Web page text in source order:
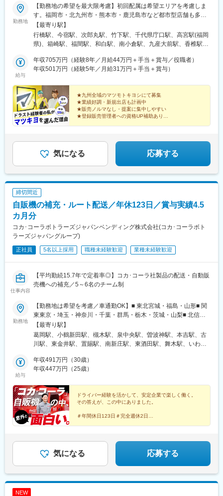
駅、なんば駅(地下鉄)、西大橋駅、弁天町駅、北千里駅、曽根駅
(大阪府)、南摂津駅、大日駅、長堀橋駅、枚方公園駅、高槻駅、り
んくうタウン駅、八尾南駅、千里中央駅(北大阪急行)、古川橋駅、
伏見桃山駅、馬堀駅、淀駅、松井山手駅、常盤駅(京都府)、西京極
駅、醍醐駅(京都府)、六地蔵駅(京都市営)、洛西口駅、二条駅、五
条駅(京都市営)、上鳥羽口駅、貴船口駅、桃山駅、大池駅、中埠頭
駅、星の駅、岡本駅(兵庫県)、滝の茶屋駅、湊川公園駅、山陽天満
駅、旧居留地・大丸前駅、三木駅(神戸電鉄線)、本竜野駅、仁川
線)、西代駅、箕谷駅、夢前川駅、中山寺駅、大久保駅(兵庫県)、
学研奈良登美ケ丘駅、近江八幡駅、草津駅(滋賀県)、石山駅、近江
神宮前駅、南彦根駅、中松江駅、和歌山駅、紀ノ川駅、木太町
駅、新居浜駅、井口駅(広島県)、ししぶ駅、遠賀野駅、花畑駅、宇
美駅、行橋駅、赤間駅、西鉄柳川駅、筑前前原駅、蒲池駅(福岡
県)、南大分駅、佐世保駅、諫早駅、幸駅、光の森駅、八代駅、鳥
栖駅、武雄温泉駅、宮崎駅、西都城駅、上塩屋駅、枕崎駅、国分
駅(鹿児島県)、香椎駅、今宿駅、次郎丸駅、茶山駅(福岡県)、赤嶺
駅、てだこ浦西駅、首里駅、中村公園駅、上飯田駅、浄心駅、覚
王山駅、高蔵寺駅、新静岡駅、柳川駅、日赤病院前駅、陸前高砂
駅、美栄橋駅、静岡駅、由比駅、天神橋筋六丁目駅、高崎駅、八
王子駅、調布駅、西国分寺駅、狭山市駅、青梅駅、阿佐ケ谷駅、
水戸駅、男川駅、北参道駅、南方駅(大阪府)、米野駅、西鉄福岡
駅、虎ノ門ヒルズ駅、高輪ゲートウェイ駅、赤羽橋駅、汐留駅、
溜池山王駅、浜松町駅、西日暮里駅、代官山駅、西早稲田駅、新
宿御苑前駅、西太子堂駅、桜田門駅、秋葉原駅、二重橋前駅、半
蔵門駅、新日本橋駅、水道橋駅、日比谷駅、青井駅、牛田駅(東京
都)、上野広小路駅、蓮沼駅、平和島駅、銀座駅、馬喰横山駅、宝
町駅(東京都)、新中野駅、大崎広小路駅、吉祥寺駅、池袋駅、赤羽
岩淵駅、とうきょうスカイツリー駅、住吉駅(東京都)、祐天寺駅、
国道駅、平沼橋駅、蒔田駅、新杉田駅、センター北駅、宮前平
船橋駅、本川越駅、野江内代駅、海老江駅、西長堀駅、谷町九丁
目駅、ＪＲ難波駅、新深江駅、千林駅、松虫駅、住吉東駅、今川
駅(大阪府)、天下茶屋駅、今福鶴見駅、安立町駅、出戸駅、中崎町
駅、谷町四丁目駅、大阪天満宮駅、本町駅、大阪難波駅、大小路
駅、心斎橋駅、高槻市駅、千里中央駅(大阪モノレール)、鳴滝駅、
駅、湊川駅、神戸三宮駅(阪急・神戸高速)、春日野道駅(阪急線)、
新長田駅、中山観音駅、紀伊中ノ島駅、商工センター入口駅、聖
(福岡県)、中村日赤駅、本山駅(愛知県)、西川緑道公園駅、鷹野橋
駅、松屋町駅、京王八王子駅、布田駅、南阿佐ケ谷駅、南新宿
駅、新大阪駅、名鉄名古屋駅、天神駅、旭橋駅、六本木一丁目
駅、泉岳寺駅、御成門駅、内幸町駅、赤坂見附駅、西日暮里駅(舎
人ライナー)、下落合駅、東新宿駅、虎ノ門駅、岩本町駅、京橋駅
場町駅、馬喰町駅、東池袋駅、曳舟駅、西横浜駅、横浜駅、日本
大通り駅、馬車道駅、市川真間駅、鬼越駅、京成千葉駅、川越市
駅、野田駅(阪神線)、四天王寺前夕陽ケ丘駅、大国町駅、森小路
(地下鉄)、天満橋駅、北浜駅(大阪府)、なんば駅(南海線)、四ツ橋
勤務地
【勤務地の希望を最大限考慮】初回配属は希望エリアを考慮しま
す。福岡市・北九州市・熊本市・鹿児島市など都市型店舗も多
く、公共交通機関で通いやすい店舗が多数。ライフステージに応
じた働き方や配属についても面接時にご相談いただけます。
◎U・Iターン歓迎◎マイカー通勤可能（店舗による）◎受動喫煙
い※九州エリア内での転勤の可能性あり＜POINT＞「通勤のしやす
さ」も魅力の一つ♪マツキヨは「都市型」の店舗展開で、駅付近の
用いただきやすい立地は、社員にとっても通勤しやすい環境であ
り、仕事を長く続けられる理由のひとつになっています。※受動喫
煙対策：敷地内全面禁煙
【最寄り駅】
行橋駅、今宿駅、次郎丸駅、竹下駅、千代県庁口駅、高宮駅(福岡
県)、箱崎駅、福間駅、和白駅、南小倉駅、九産大前駅、香椎駅、
(福岡県)、九州工大前駅、西小倉駅、黒崎駅、折尾駅、博多駅、赤
間駅、南福岡駅、大橋駅(福岡県)、井尻駅、祇園駅(福岡県)、永犬
駅、天神駅、千早駅、呉服町駅(福岡県)、中洲川端駅、平和通駅、
陣原駅、薬院駅、姪浜駅、西鉄二日市駅、唐津駅、鳥栖駅、佐賀
駅、鍋島駅、西唐津駅、相浦駅、高岩駅(長崎県)、佐世保駅、たび
ら平戸口駅、棚方駅、早岐駅、崇福寺駅、左石駅、松浦駅、湯江
駅、観光通駅、南風崎駅、スタジアムシティノース駅、新地中華
駅、県立体育館前駅、荒尾駅(熊本県)、八代駅、武蔵塚駅、玉名
駅、西熊本駅、辛島町駅、花畑町駅、平成駅、大分駅、佐伯駅、
高城駅、日出駅、滝尾駅、西大分駅、東中津駅、杵築駅、由布院
駅、門川駅、竜ケ水駅、高見橋駅、坂之上駅、郡元駅(指宿枕崎
線)、上塩屋駅、広木駅、谷山駅(鹿児島市電)、鹿児島駅前駅、加
治屋町駅、宇宿駅、都通駅、慈眼寺駅、鹿児島中央駅、宇宿一丁
目駅、鹿児島駅、いづろ通駅、鹿児島中央駅前駅、天文館通駅、
荒田八幡駅、西出水駅、川内駅(鹿児島県)、串木野駅、宮ケ浜駅、
志布志駅、二月田駅、伊集院駅、湯之元駅、枕崎駅、大山駅(鹿児
島県)、山川駅、帖佐駅、錦江駅、阿久根駅、郡元駅(鹿児島市
電)、てだこ浦西駅、安里駅、小禄駅、下関駅、渡辺通駅、博多南
駅、スタジアムシティサウス駅、浦上駅、西浜町駅、熊本城・市
役所前駅、桜島桟橋通駅、西辛島町駅、朝日通駅
給与
年収705万円（経験8年／月給44万円＋手当＋賞与／役職者）
年収501万円（経験5年／月給31万円＋手当＋賞与）
★九州全域のマツモトキヨシにて募集
★業績好調・新規出店も計画中
★販売ノルマなし・提案に集中しやすい
★登録販売管理者への資格UP補助あり
気になる 応募する
締切間近
自販機の補充・ルート配送／年休123日／賞与実績4.5
カ月分
コカ･コーラボトラーズジャパンベンディング株式会社(コカ･コーラボト
ラーズジャパングループ)
正社員 5名以上採用 職種未経験歓迎 業種未経験歓迎
仕事内容
【平均勤続15.7年で定着率◎】コカ･コーラ社製品の配送・自動販
売機への補充／5～6名のチーム制
勤務地
【勤務地は希望を考慮／車通勤OK】■ 東北宮城・福島・山形■ 関
東東京・埼玉・神奈川・千葉・群馬・栃木・茨城・山梨■ 北信越
新潟■ 東海静岡・岐阜・愛知・三重■ 近畿滋賀・奈良・和歌山・大
阪・京都・兵庫■中国・四国岡山・香川・徳島・高知・広島・山口
■ 九州福岡・熊本・大分・宮崎・鹿児島・長崎・佐賀※一部、自社
だきます。※受動喫煙対策あり
【最寄り駅】
葛岡駅、小鶴新田駅、槻木駅、泉中央駅、曽波神駅、本吉駅、古
川駅、東金井駅、置賜駅、南新庄駅、東酒田駅、舞木駅、いわき
学園駅、神立駅、岩瀬駅、小木津駅、赤塚駅、野木駅、田島駅、
岡本駅(栃木県)、群馬八幡駅、治良門橋駅、東所沢駅、与野本町
本庄駅、大野原駅、八千代緑が丘駅、新習志野駅、木更津駅、我
孫子駅、県庁前駅(千葉県)、門前仲町駅、東陽町駅、高井戸駅、池
袋駅、東池袋駅、志村坂上駅、東大和市駅、京急新子安駅、桜ケ
丘駅、北久里浜駅、東戸塚駅、鳥浜駅、新綱島駅、武蔵中原駅、
社家駅、秦野駅、平塚駅、南橋本駅、小針駅、宮内駅(新潟県)、石
伊東駅、河津駅、袋井駅、上島駅、御門台駅、富士根駅、幸田
駅、八幡駅(愛知県)、土橋駅(愛知県)、大門駅(愛知県)、神領駅、
萩原駅(愛知県)、茶屋ケ坂駅、柏森駅、名和駅(愛知県)、近鉄長島
給与
年収491万円（30歳）
年収447万円（25歳）
ドライバー経験を活かして、安定企業で楽しく働く。
その答えが、この中にありました。
＃年間休日123日＃完全週休2日
気になる 応募する
NEW